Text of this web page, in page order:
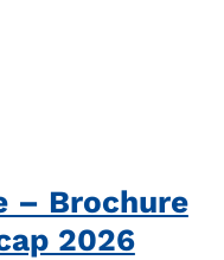
– Brochure
2026